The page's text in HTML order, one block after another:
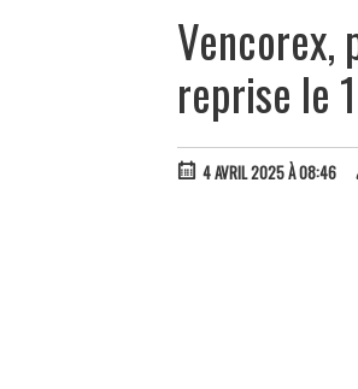
Vencorex,
reprise le
4 AVRIL 2025 À 08:46